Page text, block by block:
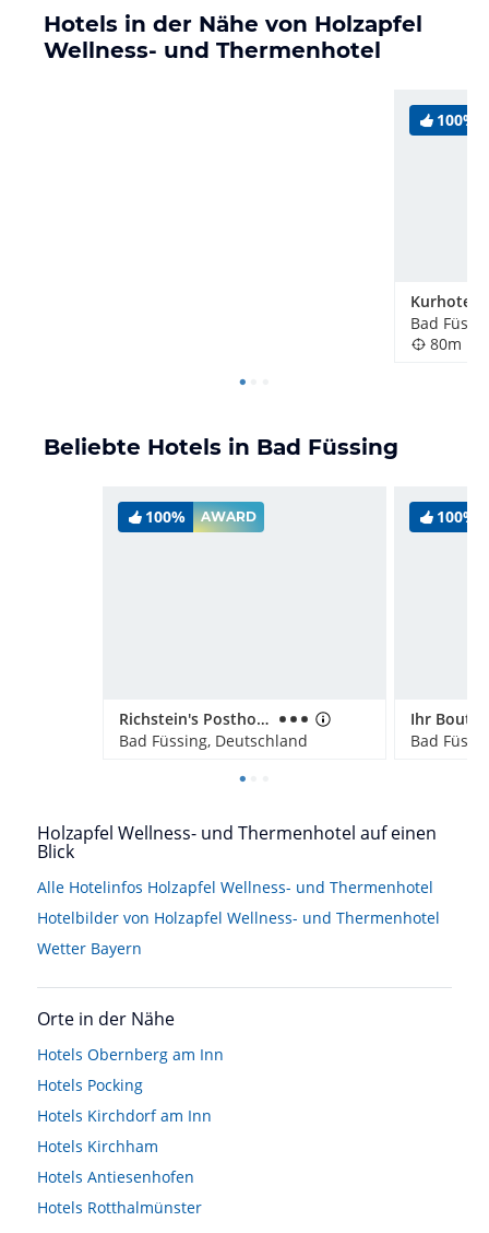
Hotels in der Nähe von Holzapfel
Wellness- und Thermenhotel
100%
Kurhotel
Bad
80m
Beliebte Hotels in Bad Füssing
100% AWARD
Richstein's Posthotel
Bad Füssing, Deutschland
100%
Bad
Holzapfel Wellness- und Thermenhotel auf einen
Blick
Alle Hotelinfos Holzapfel Wellness- und Thermenhotel
Hotelbilder von Holzapfel Wellness- und Thermenhotel
Wetter Bayern
Orte in der Nähe
Hotels Obernberg am Inn
Hotels Pocking
Hotels Kirchdorf am Inn
Hotels Kirchham
Hotels Antiesenhofen
Hotels Rotthalmünster